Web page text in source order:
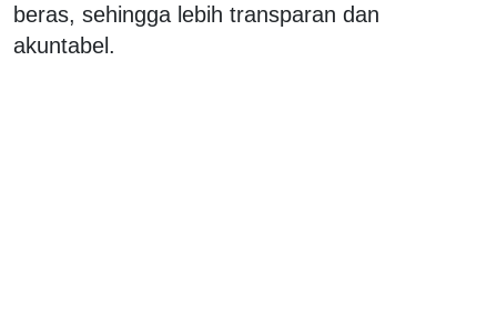
beras, sehingga lebih transparan dan
akuntabel.